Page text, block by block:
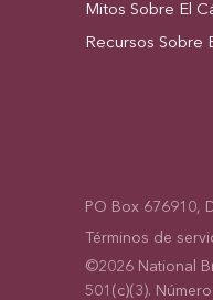
Mitos Sobre El
Recursos Sobre
PO Box 676910,
Términos de
©2026 National
501(c)(3).